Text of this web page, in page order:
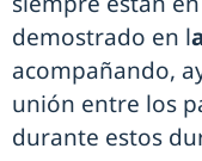
demostrado en l
acompañando,
unión entre los
durante estos